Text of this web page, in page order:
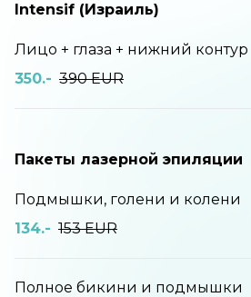
Intensif (Израиль)
Лицо + глаза + нижний контур
350.- 390 EUR
Пакеты лазерной эпиляции
Подмышки, голени и колени
134.- 153 EUR
Полное бикини и подмышки